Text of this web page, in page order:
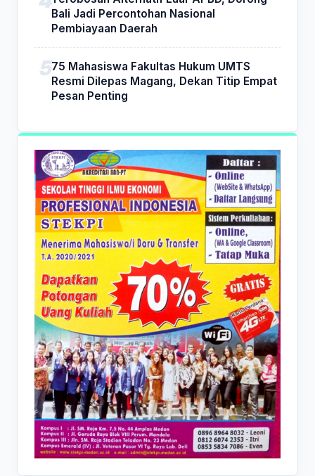
Bali Jadi Percontohan Nasional
Pembiayaan Daerah
75 Mahasiswa Fakultas Hukum UMTS
Resmi Dilepas Magang, Dekan Titip Empat
Pesan Penting